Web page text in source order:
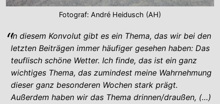
Fotograf: André Heidusch (AH)
In diesem Konvolut gibt es ein Thema, das wir bei den
letzten Beiträgen immer häufiger gesehen haben: Das
teuflisch schöne Wetter. Ich finde, das ist ein ganz
wichtiges Thema, das zumindest meine Wahrnehmung
dieser ganz besonderen Wochen stark prägt.
Außerdem haben wir das Thema drinnen/draußen, (…)